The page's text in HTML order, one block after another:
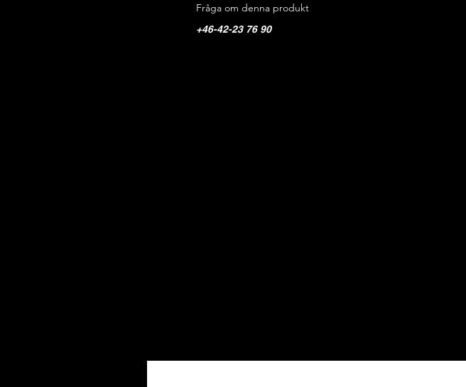
Fråga om denna produkt
+46-42-23 76 90